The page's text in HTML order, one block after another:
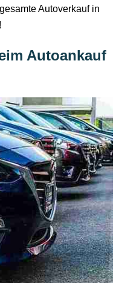
Autoverkauf in
Autoankauf